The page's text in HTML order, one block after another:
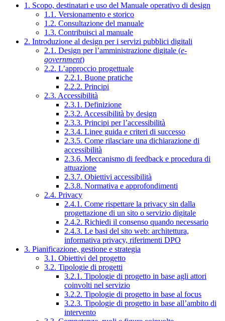
1. Scopo, destinatari e uso del Manuale operativo di design
1.1. Versionamento e storico
1.2. Consultazione del manuale
1.3. Contribuisci al manuale
2. Introduzione al design per i servizi pubblici digitali
2.1. Design per l’amministrazione digitale (e-
government)
2.2. L’approccio progettuale
2.2.1. Buone pratiche
2.2.2. Principi
2.3. Accessibilità
2.3.1. Definizione
2.3.2. Accessibilità by design
2.3.3. Principi per l’accessibilità
2.3.4. Linee guida e criteri di successo
2.3.5. Come rilasciare una dichiarazione di
accessibilità
2.3.6. Meccanismo di feedback e procedura di
attuazione
2.3.7. Obiettivi accessibilità
2.3.8. Normativa e approfondimenti
2.4. Privacy
2.4.1. Come rispettare la privacy sin dalla
progettazione di un sito o servizio digitale
2.4.2. Richiedi il consenso quando necessario
2.4.3. Le basi del sito web: architettura,
informativa privacy, riferimenti DPO
3. Pianificazione, gestione e strategia
3.1. Obiettivi del progetto
3.2. Tipologie di progetti
3.2.1. Tipologie di progetto in base agli attori
coinvolti nel servizio
3.2.2. Tipologie di progetto in base al focus
3.2.3. Tipologie di progetto in base all’ambito di
intervento